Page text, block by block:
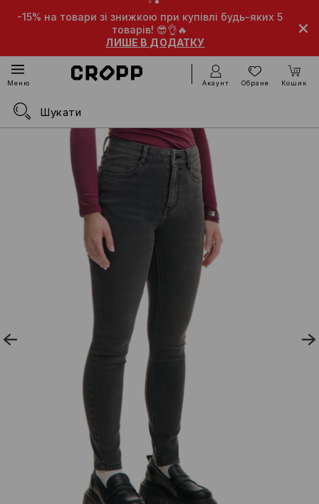
-15% на товари зі знижкою при купівлі будь-яких 5
товарів! 😎👌🔥
ЛИШЕ В ДОДАТКУ
Меню Акаунт Обране Кошик